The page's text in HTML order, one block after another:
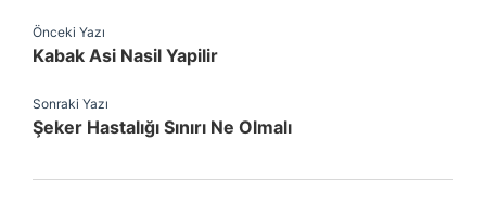
Önceki Yazı
Kabak Asi Nasil Yapilir
Sonraki Yazı
Şeker Hastalığı Sınırı Ne Olmalı